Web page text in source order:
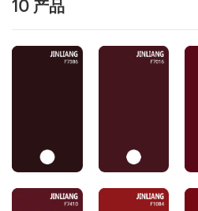
10 产品